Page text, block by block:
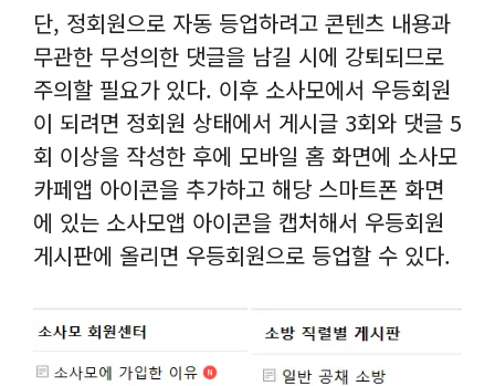
단, 정회원으로 자동 등업하려고 콘텐츠 내용과
무관한 무성의한 댓글을 남길 시에 강퇴되므로
주의할 필요가 있다. 이후 소사모에서 우등회원
이 되려면 정회원 상태에서 게시글 3회와 댓글 5
회 이상을 작성한 후에 모바일 홈 화면에 소사모
카페앱 아이콘을 추가하고 해당 스마트폰 화면
에 있는 소사모앱 아이콘을 캡처해서 우등회원
게시판에 올리면 우등회원으로 등업할 수 있다.